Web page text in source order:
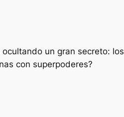
un gran secreto:
con superpoderes?